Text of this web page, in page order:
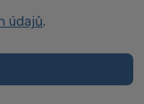
údajů.